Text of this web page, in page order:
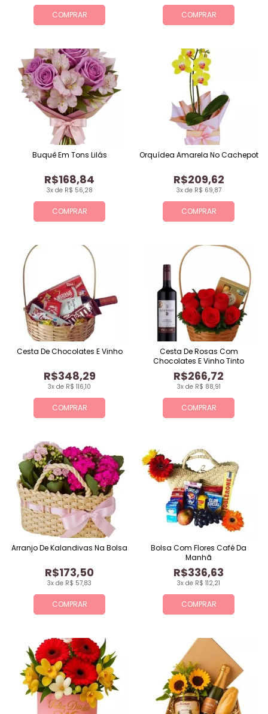
COMPRAR COMPRAR
COMPRAR
3x de R$ 56,28
R$168,84
Buquê Em Tons Lilás
COMPRAR
3x de R$ 69,87
R$209,62
Orquídea Amarela No Cachepot
COMPRAR
3x de R$ 116,10
R$348,29
Cesta De Chocolates E Vinho
COMPRAR
3x de R$ 88,91
R$266,72
Cesta De Rosas Com
Chocolates E Vinho Tinto
COMPRAR
3x de R$ 57,83
R$173,50
Arranjo De Kalandivas Na Bolsa
COMPRAR
3x de R$ 112,21
R$336,63
Bolsa Com Flores Café Da
Manhã